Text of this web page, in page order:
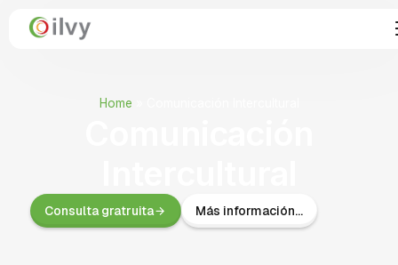
Home
Consulta gratruita Más información...